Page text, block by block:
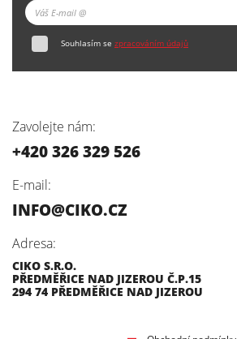
Souhlasím se zpracováním údajů
Zavolejte nám:
+420 326 329 526
E-mail:
INFO@CIKO.CZ
Adresa:
CIKO S.R.O.
PŘEDMĚŘICE NAD JIZEROU Č.P.15
294 74 PŘEDMĚŘICE NAD JIZEROU